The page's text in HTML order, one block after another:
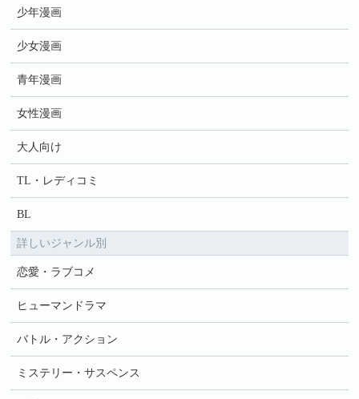
少年漫画
少女漫画
青年漫画
女性漫画
大人向け
TL・レディコミ
BL
詳しいジャンル別
恋愛・ラブコメ
ヒューマンドラマ
バトル・アクション
ミステリー・サスペンス